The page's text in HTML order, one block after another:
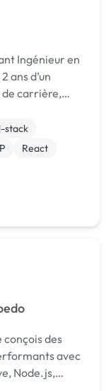
Ingénieur en
ans d’un
de carrière,
stack
React
conçois des
avec
Node.js,